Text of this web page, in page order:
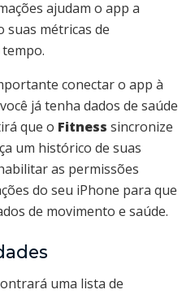
ajudam o app a
suas métricas de
conectar o app à
já tenha dados de saúde
que o Fitness sincronize
um histórico de suas
as permissões
do seu iPhone para que
de movimento e saúde.
uma lista de